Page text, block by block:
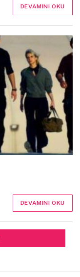
DEVAMINI OKU
DEVAMINI OKU